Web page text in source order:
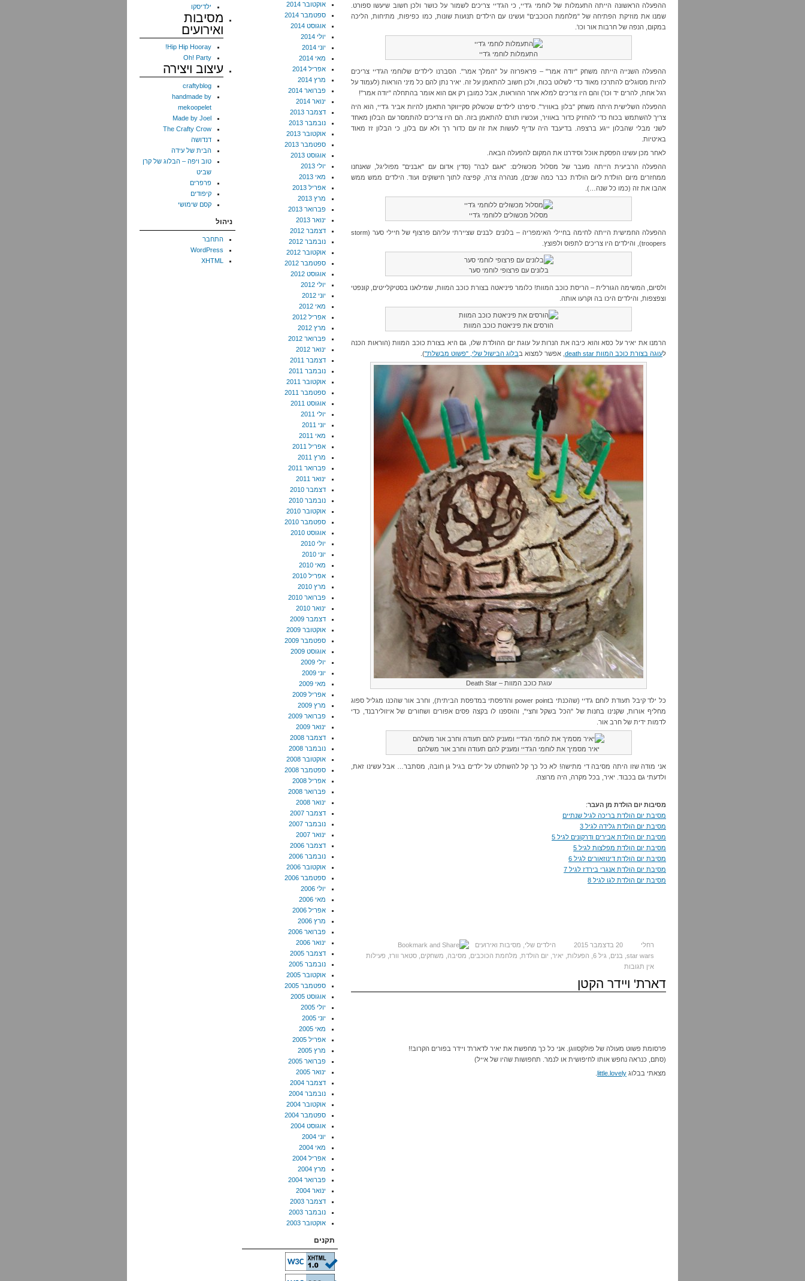
ההפעלה הראשונה הייתה התעמלות של לוחמי ג'דיי, כי הג'דיי צריכים לשמור על כושר ולכן חשוב שיעשו ספורט.
שמנו את מוזיקת הפתיחה של "מלחמת הכוכבים" ועשינו עם הילדים תנועות שונות, כמו כפיפות, מתיחות, הליכה
במקום, הנפה של חרבות אור וכו'.
התעמלות לוחמי ג'דיי
ההפעלה השנייה הייתה משחק "יודה אמר" – פראפרזה על "המלך אמר". הסברנו לילדים שלוחמי הג'דיי צריכים
להיות מסוגלים להתרכז מאוד כדי לשלוט בכוח, ולכן חשוב להתאמן על זה. יאיר נתן להם כל מיני הוראות (לעמוד על
רגל אחת, להרים יד וכו') והם היו צריכים למלא אחר ההוראות, אבל כמובן רק אם הוא אומר בהתחלה "יודה אמר"!
ההפעלה השלישית היתה משחק "בלון באוויר". סיפרנו לילדים שכשלוק סקייווקר התאמן להיות אביר ג'דיי, הוא היה
צריך להשתמש בכוח כדי להחזיק כדור באוויר, ועכשיו תורם להתאמן בזה. הם היו צריכים להתמסר עם הבלון מאחד
לשני מבלי שהבלון ייגע ברצפה. בדיעבד היה עדיף לעשות את זה עם כדור רך ולא עם בלון, כי הבלון זז מאוד
באיטיות.
לאחר מכן עשינו הפסקת אוכל וסידרנו את המקום להפעלה הבאה.
ההפעלה הרביעית הייתה מעבר של מסלול מכשולים: "אגם לבה" (סדין אדום עם "אבנים" מפוליגל, שאנחנו
ממחזרים מיום הולדת ליום הולדת כבר כמה שנים), מנהרה צרה, קפיצה לתוך חישוקים ועוד. הילדים ממש ממש
אהבו את זה (כמו כל שנה…).
מסלול מכשולים ללוחמי ג'דיי
ההפעלה החמישית הייתה לחימה בחיילי האימפריה – בלונים לבנים שציירתי עליהם פרצוף של חיילי סער (storm
troopers), והילדים היו צריכים לתפוס ולפוצץ.
בלונים עם פרצופי לוחמי סער
ולסיום, המשימה הגורלית – הריסת כוכב המוות! כלומר פיניאטה בצורת כוכב המוות, שמילאנו בסטיקלייטים, קונפטי
וצפצפות, והילדים היכו בה וקרעו אותה.
הורסים את פיניאטת כוכב המוות
הרמנו את יאיר על כסא והוא כיבה את הנרות על עוגת יום ההולדת שלו, גם היא בצורת כוכב המוות (הוראות הכנה
לעוגה בצורת כוכב המוות death star , אפשר למצוא בבלוג הבישול שלי, "פשוט מבשלת").
עוגת כוכב המוות – Death Star
כל ילד קיבל תעודת לוחם ג'דיי (שהכנתי בpower point והדפסתי במדפסת הביתית), וחרב אור שהכנו מגליל ספוג
מחליף אורות, שקנינו בחנות של "הכל בשקל וחצי", והוספנו לו בקצה פסים אפורים ושחורים של איזולירבנד, כדי
לדמות ידית של חרב אור.
יאיר מסמיך את לוחמי הג'דיי ומעניק להם תעודה וחרב אור משלהם
אני מודה שזו היתה מסיבה די מתישה! לא כל כך קל להשתלט על ילדים בגיל גן חובה, מסתבר… אבל עשינו זאת,
ולדעתי גם בכבוד. יאיר, בכל מקרה, היה מרוצה.
מסיבות יום הולדת מן העבר:
מסיבת יום הולדת בריכה לגיל שנתיים
מסיבת יום הולדת גלידה לגיל 3
מסיבת יום הולדת אבירים ודרקונים לגיל 5
מסיבת יום הולדת מפלצות לגיל 5
מסיבת יום הולדת דינוזאורים לגיל 6
מסיבת יום הולדת אנגרי בירדז לגיל 7
מסיבת יום הולדת לגו לגיל 8
רחלי 20 בדצמבר 2015 הילדים שלי
מסיבות ואירועים
star wars בנים גיל 6 הפעלות יאיר יום הולדת מלחמת הכוכבים מסיבה משחקים סטאר וורז פעילות
אין תגובות
דארת' ויידר הקטן
פרסומת פשוט מעולה של פולקסווגן. אני כל כך מחפשת את יאיר לדארת' ויידר בפורים הקרוב!!
(סתם, כנראה נחפש אותו לחיפושית או לנמר. תחפושות שהיו של אייל)
מצאתי בבלוג little.lovely
אוקטובר 2014
ספטמבר 2014
אוגוסט 2014
יולי 2014
יוני 2014
מאי 2014
אפריל 2014
מרץ 2014
פברואר 2014
ינואר 2014
דצמבר 2013
נובמבר 2013
אוקטובר 2013
ספטמבר 2013
אוגוסט 2013
יולי 2013
מאי 2013
אפריל 2013
מרץ 2013
פברואר 2013
ינואר 2013
דצמבר 2012
נובמבר 2012
אוקטובר 2012
ספטמבר 2012
אוגוסט 2012
יולי 2012
יוני 2012
מאי 2012
אפריל 2012
מרץ 2012
פברואר 2012
ינואר 2012
דצמבר 2011
נובמבר 2011
אוקטובר 2011
ספטמבר 2011
אוגוסט 2011
יולי 2011
יוני 2011
מאי 2011
אפריל 2011
מרץ 2011
פברואר 2011
ינואר 2011
דצמבר 2010
נובמבר 2010
אוקטובר 2010
ספטמבר 2010
אוגוסט 2010
יולי 2010
יוני 2010
מאי 2010
אפריל 2010
מרץ 2010
פברואר 2010
ינואר 2010
דצמבר 2009
אוקטובר 2009
ספטמבר 2009
אוגוסט 2009
יולי 2009
יוני 2009
מאי 2009
אפריל 2009
מרץ 2009
פברואר 2009
ינואר 2009
דצמבר 2008
נובמבר 2008
אוקטובר 2008
ספטמבר 2008
אפריל 2008
פברואר 2008
ינואר 2008
דצמבר 2007
נובמבר 2007
ינואר 2007
דצמבר 2006
נובמבר 2006
אוקטובר 2006
ספטמבר 2006
יולי 2006
מאי 2006
אפריל 2006
מרץ 2006
פברואר 2006
ינואר 2006
דצמבר 2005
נובמבר 2005
אוקטובר 2005
ספטמבר 2005
אוגוסט 2005
יולי 2005
יוני 2005
מאי 2005
אפריל 2005
מרץ 2005
פברואר 2005
ינואר 2005
דצמבר 2004
נובמבר 2004
אוקטובר 2004
ספטמבר 2004
אוגוסט 2004
יוני 2004
מאי 2004
אפריל 2004
מרץ 2004
פברואר 2004
ינואר 2004
דצמבר 2003
נובמבר 2003
אוקטובר 2003
תקנים
ילדיסקו
מסיבות
ואירועים
Hip Hip Hooray!
Oh! Party
עיצוב ויצירה
craftyblog
handmade by
mekoopelet
Made by Joel
The Crafty Crow
דנדושה
הבית של עידה
טוב ויפה – הבלוג של קרן
שביט
פרפרים
קיפודים
קסם שימושי
ניהול
התחבר
WordPress
XHTML